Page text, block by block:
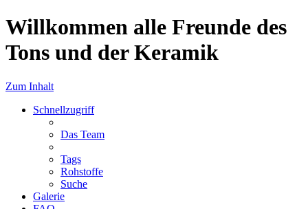
Willkommen alle Freunde des
Tons und der Keramik
Zum Inhalt
Schnellzugriff
Das Team
Tags
Rohstoffe
Suche
Galerie